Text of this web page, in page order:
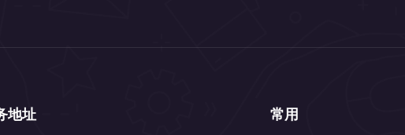
地址 常用